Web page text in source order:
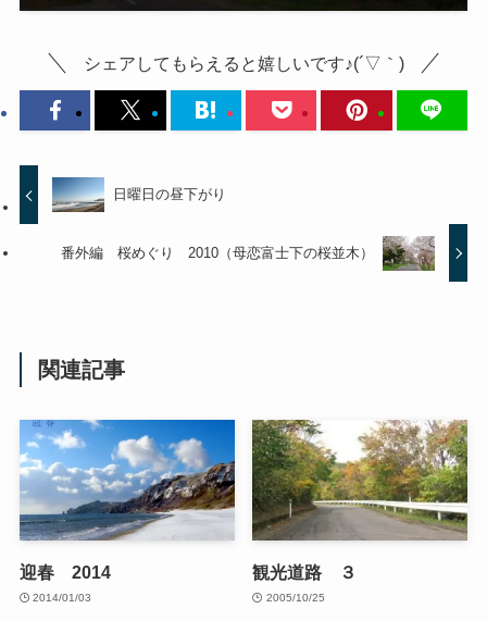
シェアしてもらえると嬉しいです♪(´▽｀)
日曜日の昼下がり
番外編 桜めぐり 2010（母恋富士下の桜並木）
関連記事
迎春 2014
2014/01/03
観光道路 ３
2005/10/25